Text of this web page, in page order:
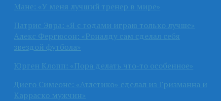
Мане: «У меня лучший тренер в мире»
Патрис Эвра: «Я с годами играю только лучше»
Алекс Фергюсон: «Роналду сам сделал себя
звездой футбола»
Юрген Клопп: «Пора делать что-то особенное»
Диего Симеоне: «Атлетико» сделал из Гризманна и
Карраско мужчин»